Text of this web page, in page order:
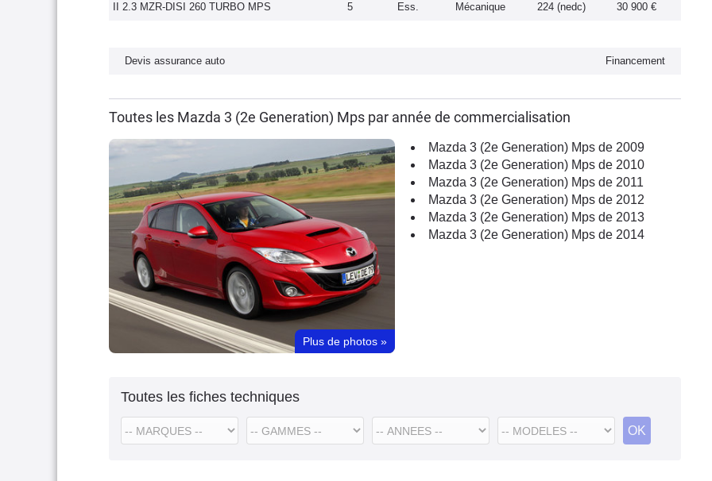
II 2.3 MZR-DISI 260 TURBO MPS 5 Ess. Mécanique 224 (nedc) 30 900 €
Devis assurance auto Financement
Toutes les Mazda 3 (2e Generation) Mps par année de commercialisation
Plus de photos »
Mazda 3 (2e Generation) Mps de 2009
Mazda 3 (2e Generation) Mps de 2010
Mazda 3 (2e Generation) Mps de 2011
Mazda 3 (2e Generation) Mps de 2012
Mazda 3 (2e Generation) Mps de 2013
Mazda 3 (2e Generation) Mps de 2014
Toutes les fiches techniques